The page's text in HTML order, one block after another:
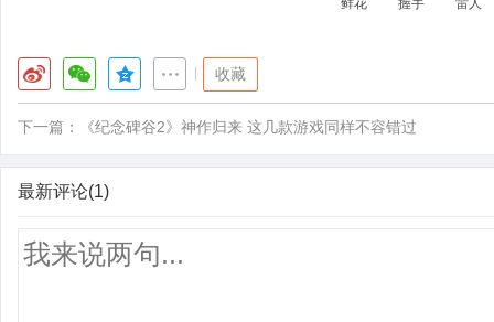
鲜花 握手 雷人
收藏
下一篇： 《纪念碑谷2》神作归来 这几款游戏同样不容错过
最新评论(1)